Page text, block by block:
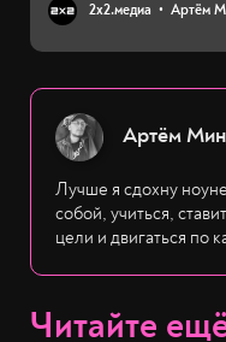
2х2.медиа Артём
Артём
Лучше я сдохну
собой, учиться,
цели и двигаться по
Читайте